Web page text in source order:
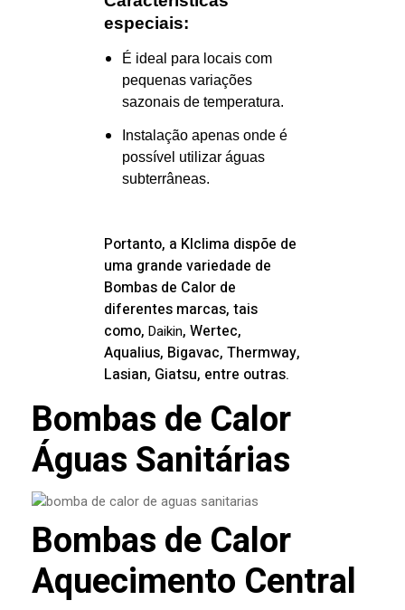
especiais:
É ideal para locais com
pequenas variações
sazonais de temperatura.
Instalação apenas onde é
possível utilizar águas
subterrâneas.
Portanto, a Klclima dispõe de
uma grande variedade de
Bombas de Calor de
diferentes marcas, tais
como, Daikin, Wertec,
Aqualius, Bigavac, Thermway,
Lasian, Giatsu, entre outras.
Bombas de Calor
Águas Sanitárias
Bombas de Calor
Aquecimento Central